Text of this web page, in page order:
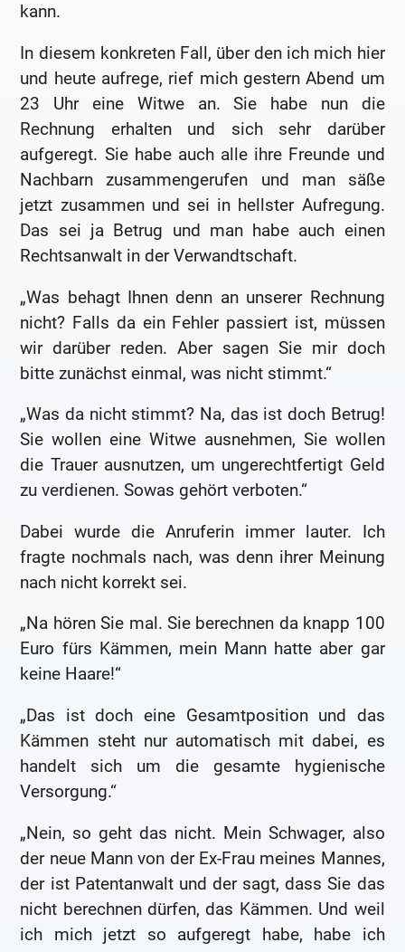
kann.
In diesem konkreten Fall, über den ich mich hier
und heute aufrege, rief mich gestern Abend um
23 Uhr eine Witwe an. Sie habe nun die
Rechnung erhalten und sich sehr darüber
aufgeregt. Sie habe auch alle ihre Freunde und
Nachbarn zusammengerufen und man säße
jetzt zusammen und sei in hellster Aufregung.
Das sei ja Betrug und man habe auch einen
Rechtsanwalt in der Verwandtschaft.
„Was behagt Ihnen denn an unserer Rechnung
nicht? Falls da ein Fehler passiert ist, müssen
wir darüber reden. Aber sagen Sie mir doch
bitte zunächst einmal, was nicht stimmt.“
„Was da nicht stimmt? Na, das ist doch Betrug!
Sie wollen eine Witwe ausnehmen, Sie wollen
die Trauer ausnutzen, um ungerechtfertigt Geld
zu verdienen. Sowas gehört verboten.“
Dabei wurde die Anruferin immer lauter. Ich
fragte nochmals nach, was denn ihrer Meinung
nach nicht korrekt sei.
„Na hören Sie mal. Sie berechnen da knapp 100
Euro fürs Kämmen, mein Mann hatte aber gar
keine Haare!“
„Das ist doch eine Gesamtposition und das
Kämmen steht nur automatisch mit dabei, es
handelt sich um die gesamte hygienische
Versorgung.“
„Nein, so geht das nicht. Mein Schwager, also
der neue Mann von der Ex-Frau meines Mannes,
der ist Patentanwalt und der sagt, dass Sie das
nicht berechnen dürfen, das Kämmen. Und weil
ich mich jetzt so aufgeregt habe, habe ich